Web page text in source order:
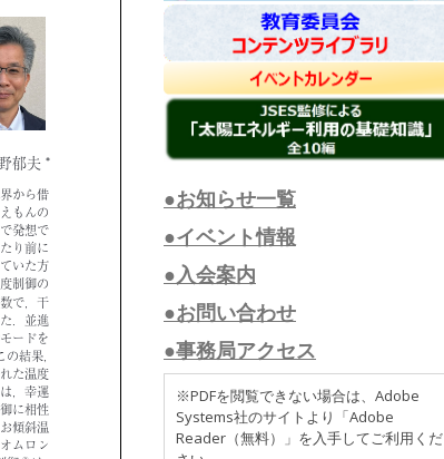
●お知らせ一覧
●イベント情報
●入会案内
●お問い合わせ
●事務局アクセス
※PDFを閲覧できない場合は、Adobe
Systems社のサイトより「Adobe
Reader（無料）」を入手してご利用くだ